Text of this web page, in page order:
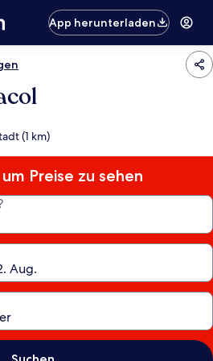
App herunterladen
(1 km)
Preise zu sehen